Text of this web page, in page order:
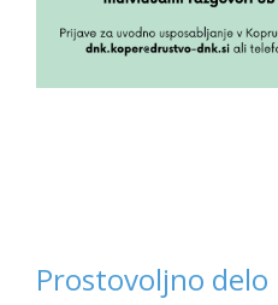
Prostovoljno delo